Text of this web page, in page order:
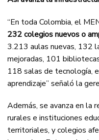
“En toda Colombia, el
232 colegios nuevos o
3.213 aulas nuevas, 132
mejoradas, 101
118 salas de tecnología,
aprendizaje” señaló la
Además, se avanza en la
rurales e instituciones
territoriales, y colegios